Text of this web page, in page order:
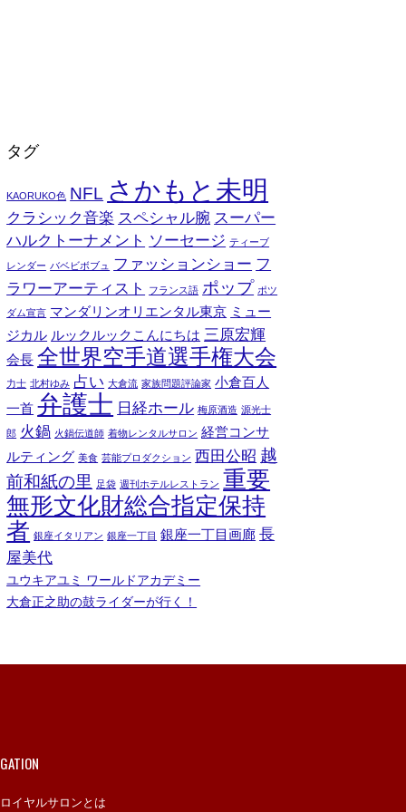
タグ
KAORUKO色 NFL さかもと未明
クラシック音楽 スペシャル腕 スーパー
ハルクトーナメント ソーセージ ティーブ
レンダー バベビボブュ ファッションショー フ
ラワーアーティスト
フランス語 ポップ ポツ
ダム宣言 マンダリンオリエンタル東京 ミュー
ジカル ルックルックこんにちは 三原宏輝
会長 全世界空手道選手権大会
力士 北村ゆみ 占い 大倉流 家族問題評論家 小倉百人
一首 弁護士 日経ホール 梅原酒造 源光士
郎 火鍋 火鍋伝道師 着物レンタルサロン 経営コンサ
ルティング 美食 芸能プロダクション 西田公昭 越
前和紙の里 足袋 週刊ホテルレストラン 重要
無形文化財総合指定保持
者 銀座イタリアン 銀座一丁目 銀座一丁目画廊 長
屋美代
ユウキアユミ ワールドアカデミー
大倉正之助の鼓ライダーが行く！
イヤルサロンとは